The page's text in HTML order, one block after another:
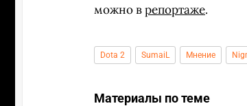
можно врепортаже.
Dota 2 SumaiL Мнение
Материалы по теме